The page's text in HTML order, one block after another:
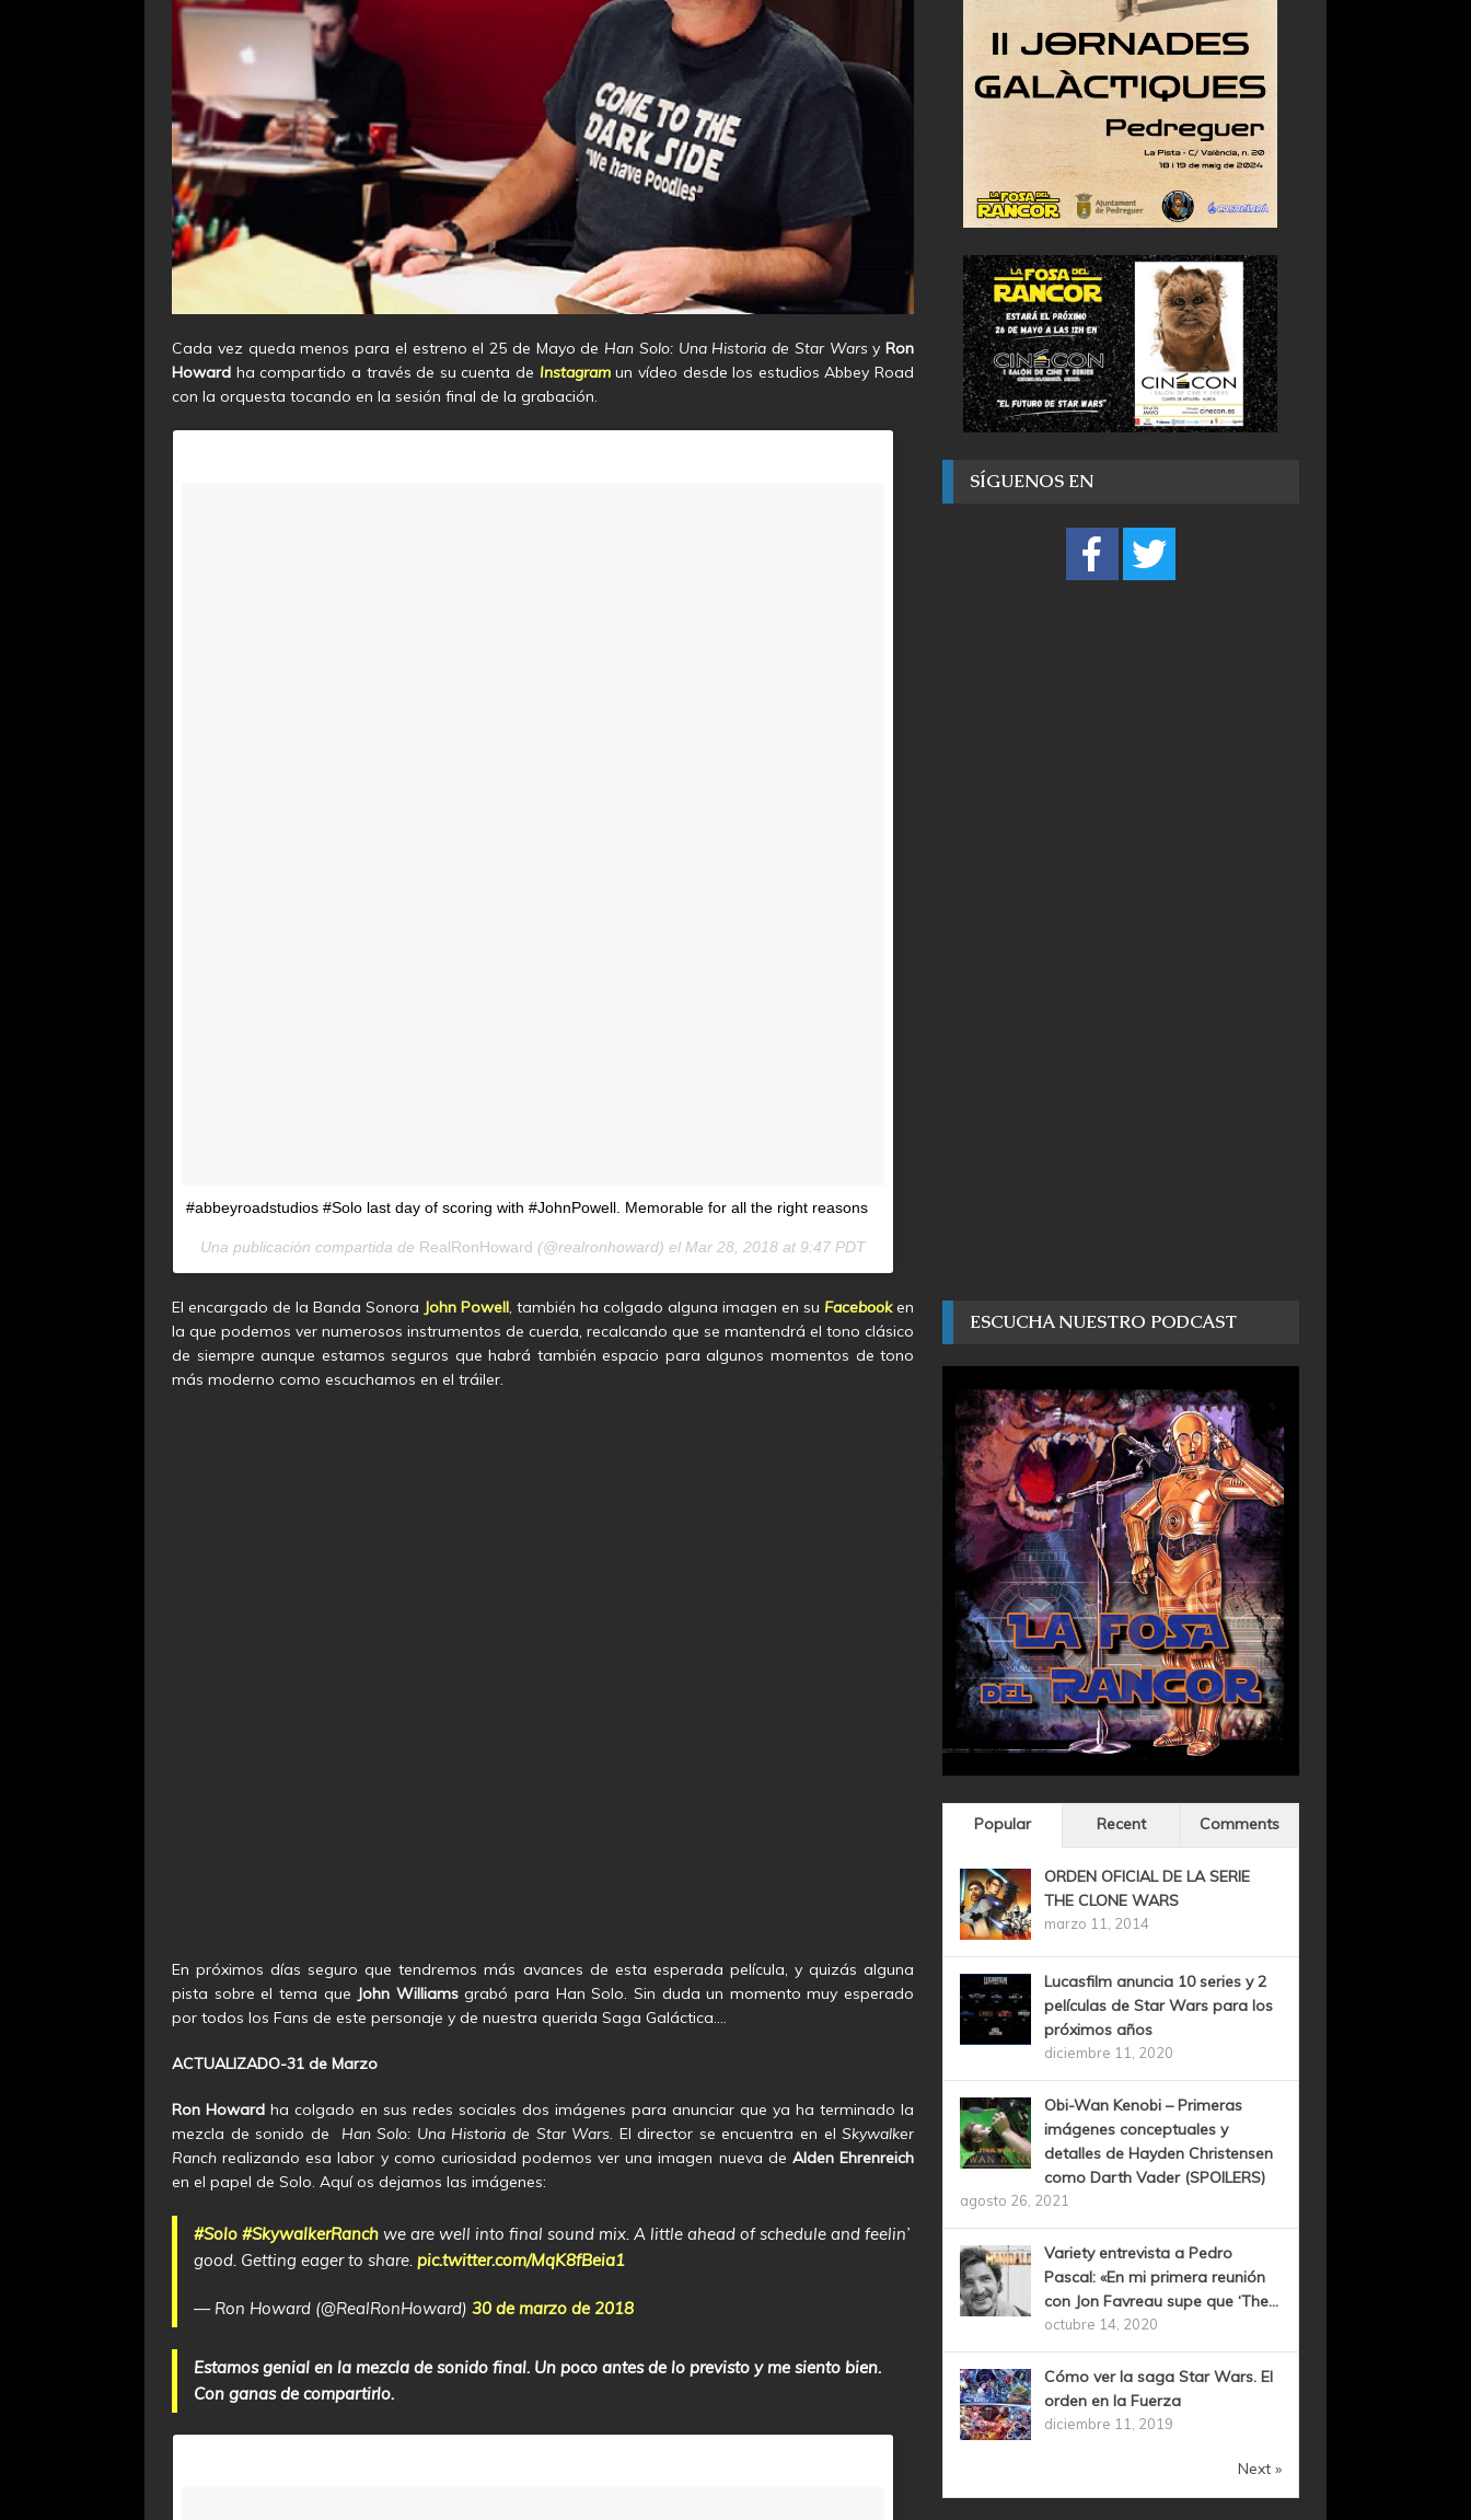
Cada vez queda menos para el estreno el 25 de Mayo de Han Solo: Una Historia de Star Wars y Ron
Howard ha compartido a través de su cuenta de Instagramun vídeo desde los estudios Abbey Road
con la orquesta tocando en la sesión final de la grabación.
#abbeyroadstudios #Solo last day of scoring with #JohnPowell. Memorable for all the right reasons
Una publicación compartida de RealRonHoward (@realronhoward) el Mar 28, 2018 at 9:47 PDT
El encargado de la Banda Sonora John Powell, también ha colgado alguna imagen en su Facebooken
la que podemos ver numerosos instrumentos de cuerda, recalcando que se mantendrá el tono clásico
de siempre aunque estamos seguros que habrá también espacio para algunos momentos de tono
más moderno como escuchamos en el tráiler.
En próximos días seguro que tendremos más avances de esta esperada película, y quizás alguna
pista sobre el tema que John Williamsgrabó para Han Solo. Sin duda un momento muy esperado
por todos los Fans de este personaje y de nuestra querida Saga Galáctica….
ACTUALIZADO-31 de Marzo
Ron Howard ha colgado en sus redes sociales dos imágenes para anunciar que ya ha terminado la
mezcla de sonido de Han Solo: Una Historia de Star Wars. El director se encuentra en elSkywalker
Ranch realizando esa labor y como curiosidad podemos ver una imagen nueva de Alden Ehrenreich
en el papel de Solo. Aquí os dejamos las imágenes:
#Solo #SkywalkerRanch we are well into final sound mix. A little ahead of schedule and feelin’
good. Getting eager to share. pic.twitter.com/MqK8fBeia1
— Ron Howard (@RealRonHoward) 30 de marzo de 2018
Estamos genial en la mezcla de sonido final. Un poco antes de lo previsto y me siento bien.
Con ganas de compartirlo.
SÍGUENOS EN
ESCUCHA NUESTRO PODCAST
Popular Recent Comments
ORDEN OFICIAL DE LA SERIE
THE CLONE WARS
marzo 11, 2014
Lucasfilm anuncia 10 series y 2
películas de Star Wars para los
próximos años
diciembre 11, 2020
Obi-Wan Kenobi – Primeras
imágenes conceptuales y
detalles de Hayden Christensen
como Darth Vader (SPOILERS)
agosto 26, 2021
Variety entrevista a Pedro
Pascal: «En mi primera reunión
con Jon Favreau supe que ‘The...
octubre 14, 2020
Cómo ver la saga Star Wars. El
orden en la Fuerza
diciembre 11, 2019
Next »